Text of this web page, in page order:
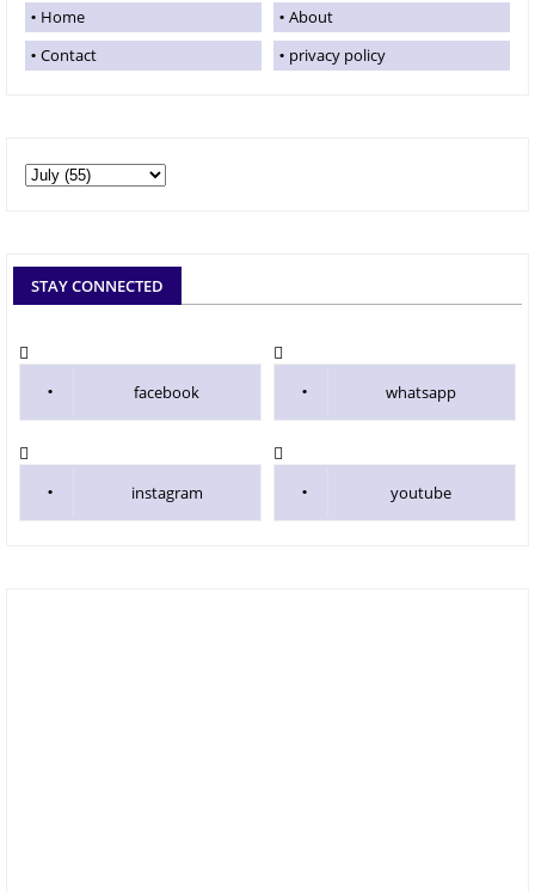
Home
About
Contact
privacy policy
STAY CONNECTED
facebook whatsapp
instagram youtube